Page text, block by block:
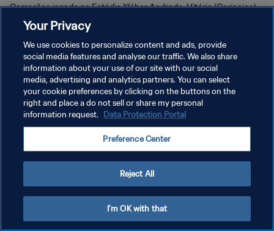
Camarões jogada no Estádio Kléber Andrade, Vitória (Cariacica),
na segunda-feira, dia 28 de outubro de 2019.
POLÍTICA DE PRIVACIDADE
TERMOS DE SERVIÇO
ADMINISTRAR AS PREFERÊNCIAS DE COOKIES
Copyright © 1994-2026 FIFA. Todos os direitos reservados.
Your Privacy
We use cookies to personalize content and ads, provide
social media features and analyse our traffic. We also share
information about your use of our site with our social
media, advertising and analytics partners. You can select
your cookie preferences by clicking on the buttons on the
right and place a do not sell or share my personal
information request. Data Protection Portal
Preference Center
Reject All
I'm OK with that